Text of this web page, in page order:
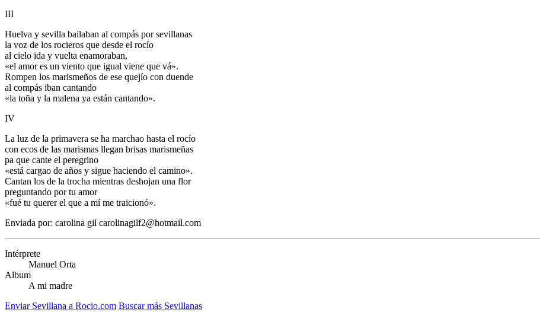
III
Huelva y sevilla bailaban al compás por sevillanas
la voz de los rocieros que desde el rocío
al cielo ida y vuelta enamoraban,
«el amor es un viento que igual viene que vá».
Rompen los marismeños de ese quejío con duende
al compás iban cantando
«la toña y la malena ya están cantando».
IV
La luz de la primavera se ha marchao hasta el rocío
con ecos de las marismas llegan brisas marismeñas
pa que cante el peregrino
«está cargao de años y sigue haciendo el camino».
Cantan los de la trocha mientras deshojan una flor
preguntando por tu amor
«fué tu querer el que a mí me traicionó».
Enviada por: carolina gil carolinagilf2@hotmail.com
Intérprete
Manuel Orta
Album
A mi madre
Enviar Sevillana a Rocio.com Buscar más Sevillanas